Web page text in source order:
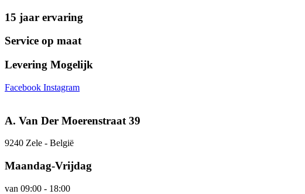
15 jaar ervaring
Service op maat
Levering Mogelijk
Facebook Instagram
A. Van Der Moerenstraat 39
9240 Zele - België
Maandag-Vrijdag
van 09:00 - 18:00